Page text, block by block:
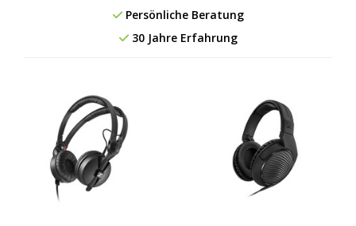
Persönliche Beratung
30 Jahre Erfahrung